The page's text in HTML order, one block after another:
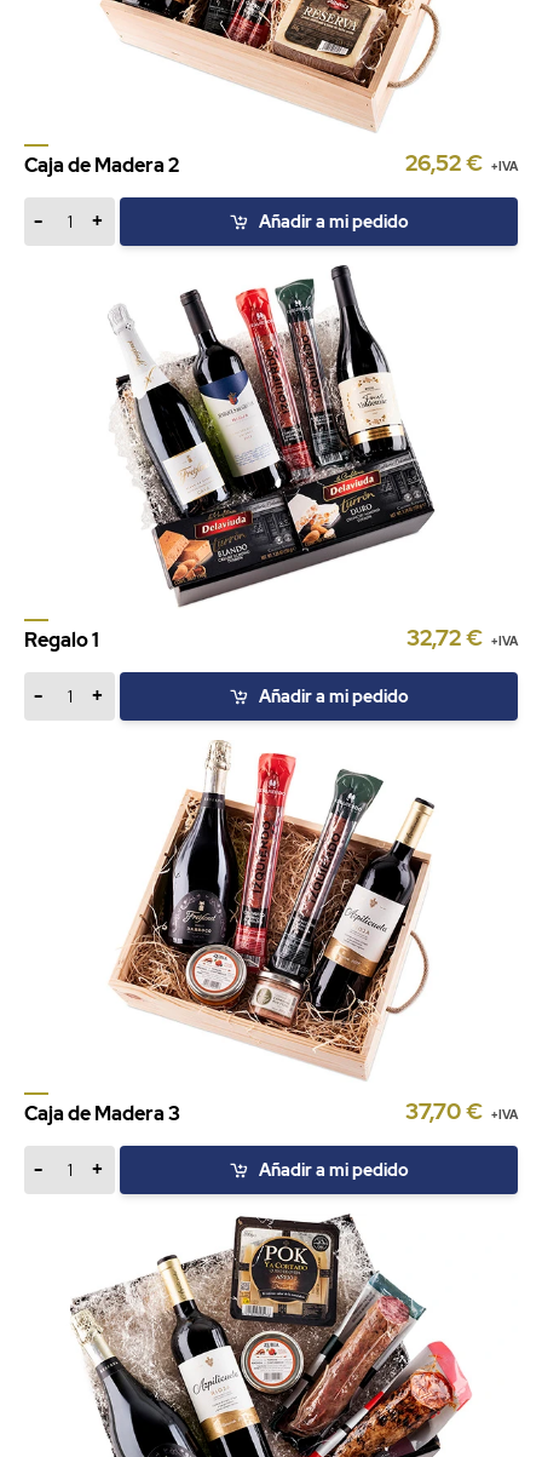
Caja de Madera 2 26,52 € +IVA
- + Añadir a mi pedido
Regalo 1 32,72 € +IVA
- + Añadir a mi pedido
Caja de Madera 3 37,70 € +IVA
- + Añadir a mi pedido